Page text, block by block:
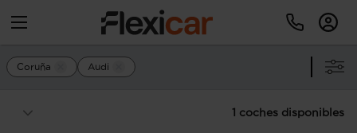
Coruña Audi
1 coches disponibles